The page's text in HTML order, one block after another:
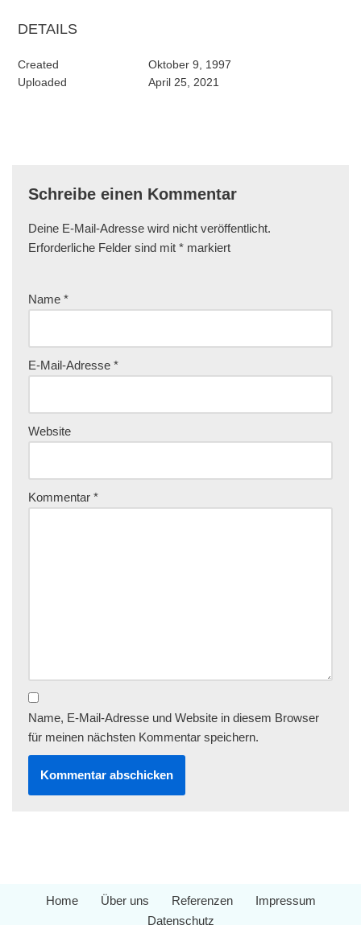
DETAILS
Created
Oktober 9, 1997
Uploaded
April 25, 2021
Schreibe einen Kommentar
Deine E-Mail-Adresse wird nicht veröffentlicht.
Erforderliche Felder sind mit * markiert
Name *
E-Mail-Adresse *
Website
Kommentar *
Name, E-Mail-Adresse und Website in diesem Browser
für meinen nächsten Kommentar speichern.
Home Über uns Referenzen
Impressum
Datenschutz